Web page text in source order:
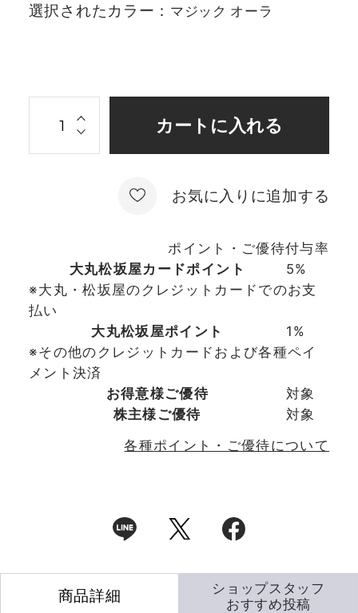
選択されたカラー： マジック オーラ
お気に入りに追加する
ポイント・ご優待付与率
大丸松坂屋カードポイント
5%
※大丸・松坂屋のクレジットカードでのお支
払い
大丸松坂屋ポイント
1%
※その他のクレジットカードおよび各種ペイ
メント決済
お得意様ご優待
対象
株主様ご優待
対象
各種ポイント・ご優待について
商品詳細
ショップスタッフ
おすすめ投稿